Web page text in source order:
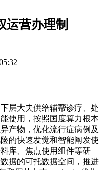
运营办理制
大夫供给辅帮诊疗、处
使用，按照国度算力根本
产物，优化流行症病例及
的快速发觉和智能阐发使
库、焦点使用组件等研
据的可托数据空间，推进